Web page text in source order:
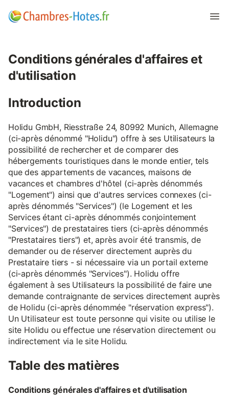
Conditions générales d'affaires et
d'utilisation
Introduction
Holidu GmbH, Riesstraße 24, 80992 Munich, Allemagne
(ci-après dénommé "Holidu") offre à ses Utilisateurs la
possibilité de rechercher et de comparer des
hébergements touristiques dans le monde entier, tels
que des appartements de vacances, maisons de
vacances et chambres d'hôtel (ci-après dénommés
"Logement") ainsi que d'autres services connexes (ci-
après dénommés "Services") (le Logement et les
Services étant ci-après dénommés conjointement
"Services") de prestataires tiers (ci-après dénommés
"Prestataires tiers") et, après avoir été transmis, de
demander ou de réserver directement auprès du
Prestataire tiers - si nécessaire via un portail externe
(ci-après dénommés "Services"). Holidu offre
également à ses Utilisateurs la possibilité de faire une
demande contraignante de services directement auprès
de Holidu (ci-après dénommée "réservation express").
Un Utilisateur est toute personne qui visite ou utilise le
site Holidu ou effectue une réservation directement ou
indirectement via le site Holidu.
Table des matières
Conditions générales d'affaires et d'utilisation